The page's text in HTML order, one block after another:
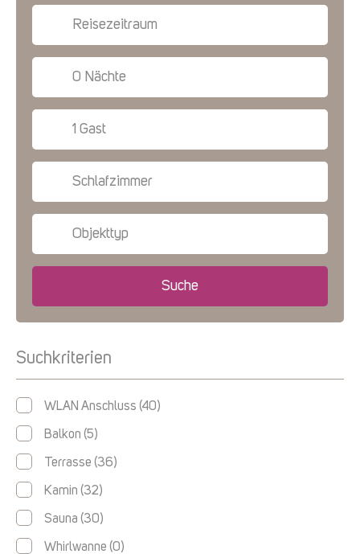
Reisezeitraum
0 Nächte
1 Gast
Schlafzimmer
Objekttyp
Suchkriterien
WLAN Anschluss (40)
Balkon (5)
Terrasse (36)
Kamin (32)
Sauna (30)
Whirlwanne (0)